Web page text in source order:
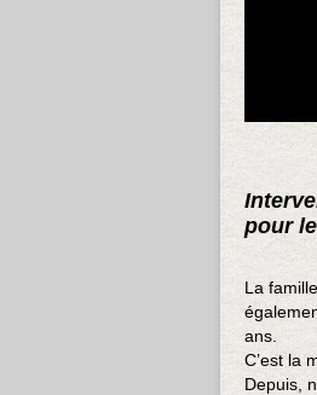
pour
La
ans.
C’est la
Depuis,